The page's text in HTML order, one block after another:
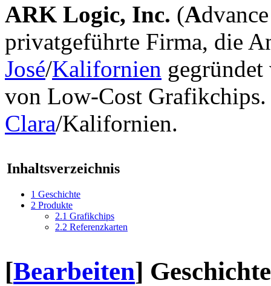
ARK Logic, Inc. (A
privatgeführte Firma, die
José/Kalifornien
von Low-Cost
Clara/Kalifornien.
Inhaltsverzeichnis
1 Geschichte
2 Produkte
2.1 Grafikchips
2.2 Referenzkarten
[Bearbeiten] Geschichte